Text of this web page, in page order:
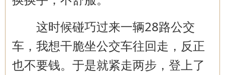
这时候碰巧过来一辆28路公交
车，我想干脆坐公交车往回走，反正
也不要钱。于是就紧走两步，登上了